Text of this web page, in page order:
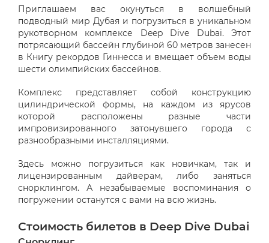
Приглашаем вас окунуться в волшебный
подводный мир Дубая и погрузиться в уникальном
рукотворном комплексе Deep Dive Dubai. Этот
потрясающий бассейн глубиной 60 метров занесен
в Книгу рекордов Гиннесса и вмещает объем воды
шести олимпийских бассейнов.
Комплекс представляет собой конструкцию
цилиндрической формы, на каждом из ярусов
которой расположены разные части
импровизированного затонувшего города с
разнообразными инсталляциями.
Здесь можно погрузиться как новичкам, так и
лицензированным дайверам, либо заняться
снорклингом. А незабываемые воспоминания о
погружении останутся с вами на всю жизнь.
Стоимость билетов в Deep Dive Dubai